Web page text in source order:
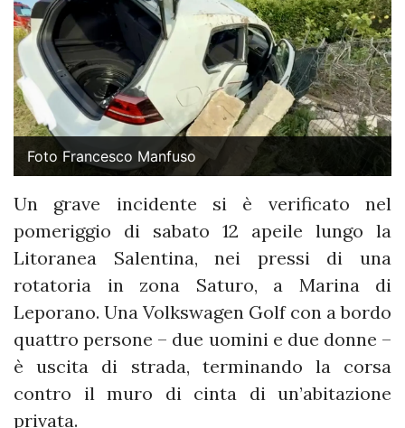
Foto Francesco Manfuso
Un grave incidente si è verificato nel
pomeriggio di sabato 12 apeile lungo la
Litoranea Salentina, nei pressi di una
rotatoria in zona Saturo, a Marina di
Leporano. Una Volkswagen Golf con a bordo
quattro persone – due uomini e due donne –
è uscita di strada, terminando la corsa
contro il muro di cinta di un’abitazione
privata.